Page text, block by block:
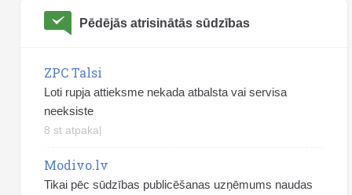
Pēdējās atrisinātās sūdzības
ZPC Talsi
Loti rupja attieksme nekada atbalsta vai servisa
neeksiste
8 st atpakaļ
Modivo.lv
Tikai pēc sūdzības publicēšanas uzņēmums naudas